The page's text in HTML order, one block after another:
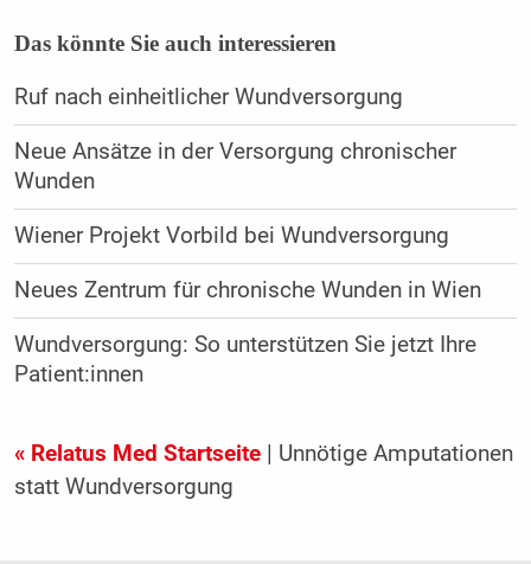
Das könnte Sie auch interessieren
Ruf nach einheitlicher Wundversorgung
Neue Ansätze in der Versorgung chronischer
Wunden
Wiener Projekt Vorbild bei Wundversorgung
Neues Zentrum für chronische Wunden in Wien
Wundversorgung: So unterstützen Sie jetzt Ihre
Patient:innen
« Relatus Med Startseite| Unnötige Amputationen
statt Wundversorgung